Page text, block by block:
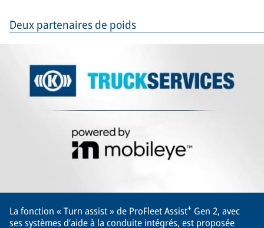
Deux partenaires de poids
La fonction « Turn assist » de ProFleet Assist+ Gen 2, avec
ses systèmes d’aide à la conduite intégrés, est proposée